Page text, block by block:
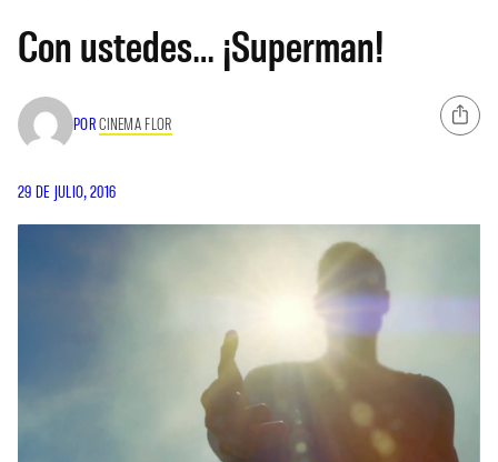
Con ustedes… ¡Superman!
PORCINEMA FLOR
29 DE JULIO, 2016